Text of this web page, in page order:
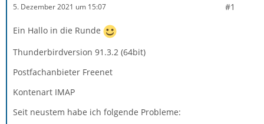
5. Dezember 2021 um 15:07 #1
Ein Hallo in die Runde
Thunderbirdversion 91.3.2 (64bit)
Postfachanbieter Freenet
Kontenart IMAP
Seit neustem habe ich folgende Probleme: